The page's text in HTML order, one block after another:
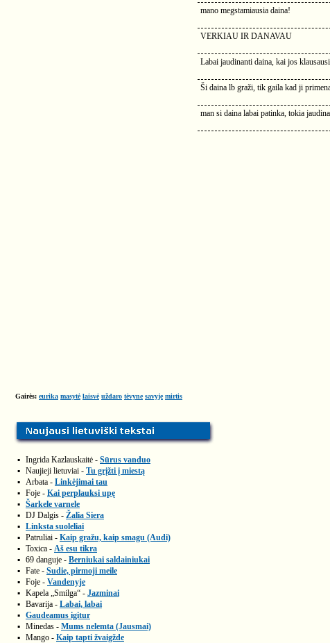
mano megstamiausia daina!
VERKIAU IR DANAVAU
Labai jaudinanti daina, kai jos
Ši daina lb graži, tik gaila kad ji
man si daina labai patinka, tokia
Gairės: eurika masytė laisvė uždaro tėvyne savyje mirtis
▪ Ingrida Kazlauskaitė - Sūrus vanduo
▪ Naujieji lietuviai - Tu grįžti į miestą
▪ Arbata - Linkėjimai tau
▪ Foje - Kai perplauksi upę
▪ Šarkele varnele
▪ DJ Dalgis - Žalia Siera
▪ Linksta suoleliai
▪ Patruliai - Kaip gražu, kaip smagu (Audi)
▪ Toxica - Aš esu tikra
▪ 69 danguje - Berniukai saldainiukai
▪ Fate - Sudie, pirmoji meile
▪ Foje - Vandenyje
▪ Kapela „Smilga“ - Jazminai
▪ Bavarija - Labai, labai
▪ Gaudeamus igitur
▪ Minedas - Mums nelemta (Jausmai)
▪ Mango - Kaip tapti žvaigžde